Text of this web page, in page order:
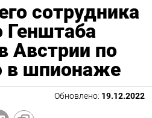
сотрудника
Генштаба
Австрии по
в шпионаже
Обновлено: 19.12.2022